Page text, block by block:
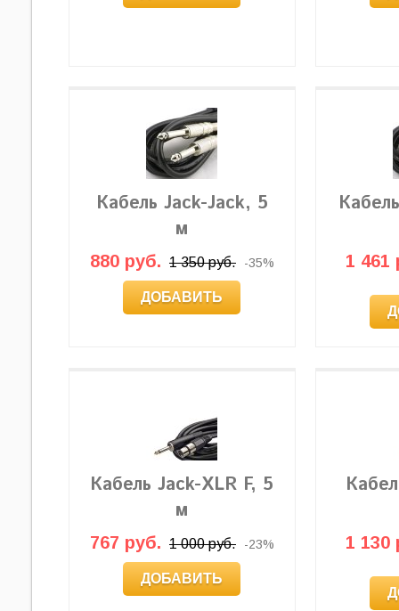
Кабель Jack-Jack, 5
м
880 руб. 1 350 руб. -35%
ДОБАВИТЬ
1 461
Кабель Jack-XLR F, 5
м
767 руб. 1 000 руб. -23%
ДОБАВИТЬ
1 130